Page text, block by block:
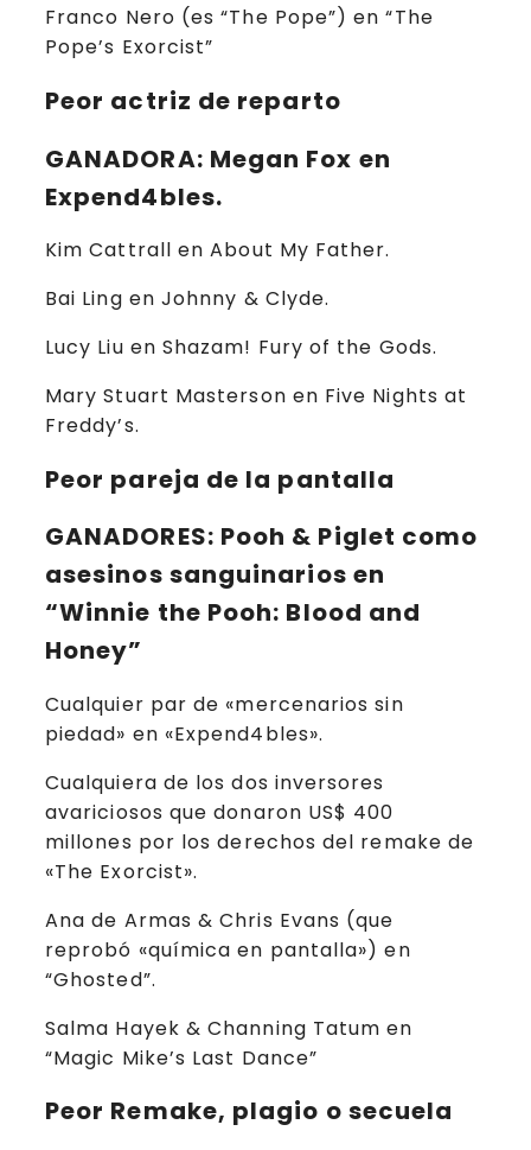
Franco Nero (es “The Pope”) en “The
Pope’s Exorcist”
Peor actriz de reparto
GANADORA: Megan Fox en
Expend4bles.
Kim Cattrall en About My Father.
Bai Ling en Johnny & Clyde.
Lucy Liu en Shazam! Fury of the Gods.
Mary Stuart Masterson en Five Nights at
Freddy’s.
Peor pareja de la pantalla
GANADORES: Pooh & Piglet como
asesinos sanguinarios en
“Winnie the Pooh: Blood and
Honey”
Cualquier par de «mercenarios sin
piedad» en «Expend4bles».
Cualquiera de los dos inversores
avariciosos que donaron US$ 400
millones por los derechos del remake de
«The Exorcist».
Ana de Armas & Chris Evans (que
reprobó «química en pantalla») en
“Ghosted”.
Salma Hayek & Channing Tatum en
“Magic Mike’s Last Dance”
Peor Remake, plagio o secuela